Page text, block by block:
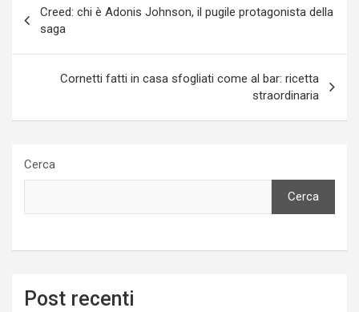
articoli
Creed: chi è Adonis Johnson, il pugile protagonista della
saga
Cornetti fatti in casa sfogliati come al bar: ricetta
straordinaria
Cerca
Cerca
Post recenti